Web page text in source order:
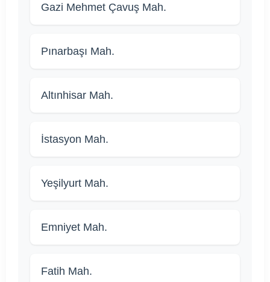
Gazi Mehmet Çavuş Mah.
Pınarbaşı Mah.
Altınhisar Mah.
İstasyon Mah.
Yeşilyurt Mah.
Emniyet Mah.
Fatih Mah.